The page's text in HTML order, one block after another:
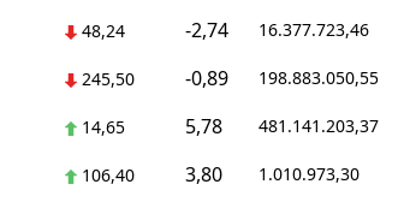
48,24 -2,74 16.377.723,46
245,50 -0,89 198.883.050,55
14,65 5,78 481.141.203,37
106,40 3,80 1.010.973,30